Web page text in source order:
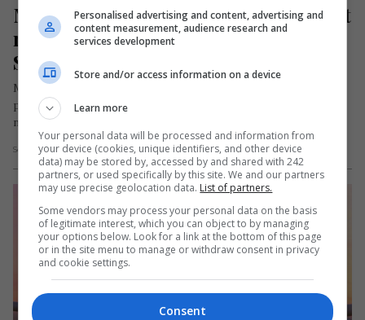
MAE: 620 de cetățeni români au fost
repatriați din Olanda, Franța și
Spania
Ministerul Afacerilor de Externe din România informează
printr-un comunicat de presă trimis redacției noastre că un
număr de 620 de…
Scris de Mihai Diaconu- luni, 1 iunie 2020
Personalised advertising and content, advertising and
content measurement, audience research and
services development
Store and/or access information on a device
Learn more
Your personal data will be processed and information from
your device (cookies, unique identifiers, and other device
data) may be stored by, accessed by and shared with 242
partners, or used specifically by this site. We and our partners
may use precise geolocation data. List of partners.
Some vendors may process your personal data on the basis
of legitimate interest, which you can object to by managing
your options below. Look for a link at the bottom of this page
or in the site menu to manage or withdraw consent in privacy
and cookie settings.
Consent